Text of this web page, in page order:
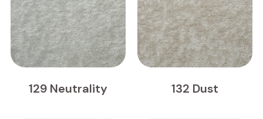
129 Neutrality 132 Dust